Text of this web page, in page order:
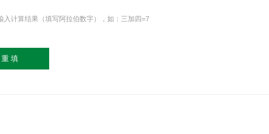
入计算结果（填写阿拉伯数字），如：三加四=7